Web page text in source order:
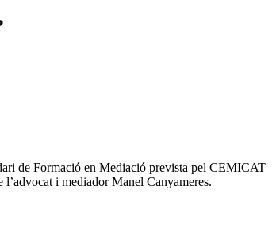
de Formació en Mediació prevista pel CEMICAT
l’advocat i mediador Manel Canyameres.